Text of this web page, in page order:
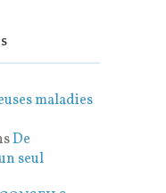
maladies
De
seul